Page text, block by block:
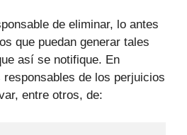
de eliminar, lo antes
que puedan generar tales
así se notifique. En
de los perjuicios
entre otros, de: